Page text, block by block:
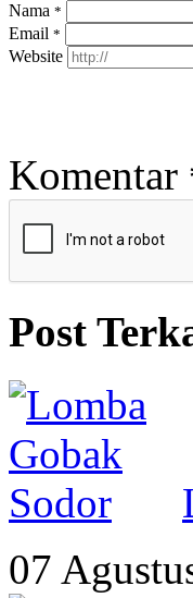
Nama *
Email *
Website
Komentar
Post
07